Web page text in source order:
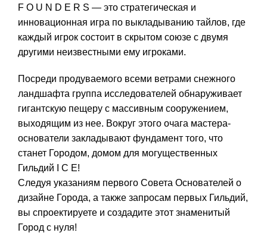
F O U N D E R S — это стратегическая и
инновационная игра по выкладыванию тайлов, где
каждый игрок состоит в скрытом союзе с двумя
другими неизвестными ему игроками.
Посреди продуваемого всеми ветрами снежного
ландшафта группа исследователей обнаруживает
гигантскую пещеру с массивным сооружением,
выходящим из нее. Вокруг этого очага мастера-
основатели закладывают фундамент того, что
станет Городом, домом для могущественных
Гильдий I C E!
Следуя указаниям первого Совета Основателей о
дизайне Города, а также запросам первых Гильдий,
вы спроектируете и создадите этот знаменитый
Город с нуля!